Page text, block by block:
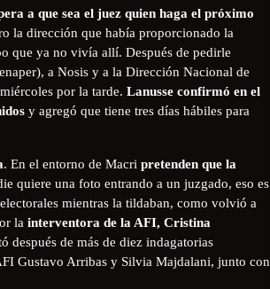
a que sea el juez quien haga el próximo
la dirección que había proporcionado la
que ya no vivía allí. Después de pedirle
a Nosis y a la Dirección Nacional de
por la tarde. Lanusse confirmó en el
y agregó que tiene tres días hábiles para
. En el entorno de Macri pretenden que la
quiere una foto entrando a un juzgado, eso es
mientras la tildaban, como volvió a
la interventora de la AFI, Cristina
después de más de diez indagatorias
Gustavo Arribas y Silvia Majdalani, junto con